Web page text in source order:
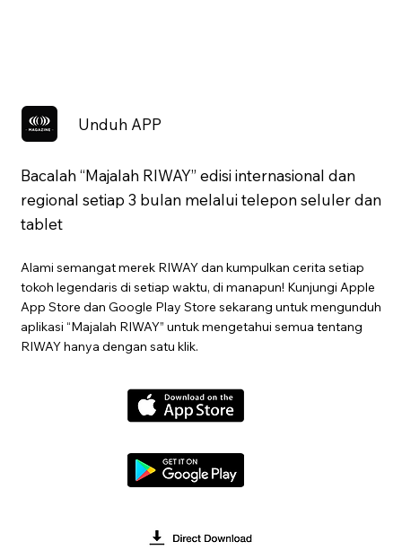
Unduh APP
Bacalah “Majalah RIWAY” edisi internasional dan
regional setiap 3 bulan melalui telepon seluler dan
tablet
Alami semangat merek RIWAY dan kumpulkan cerita setiap
tokoh legendaris di setiap waktu, di manapun! Kunjungi Apple
App Store dan Google Play Store sekarang untuk mengunduh
aplikasi “Majalah RIWAY” untuk mengetahui semua tentang
RIWAY hanya dengan satu klik.